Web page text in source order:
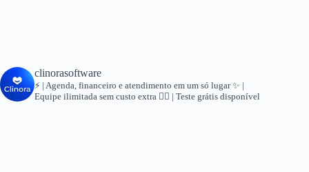
clinorasoftware
⚡ | Agenda, financeiro e atendimento em um só lugar✨ |
Equipe ilimitada sem custo extra 👇🏻 | Teste grátis disponível